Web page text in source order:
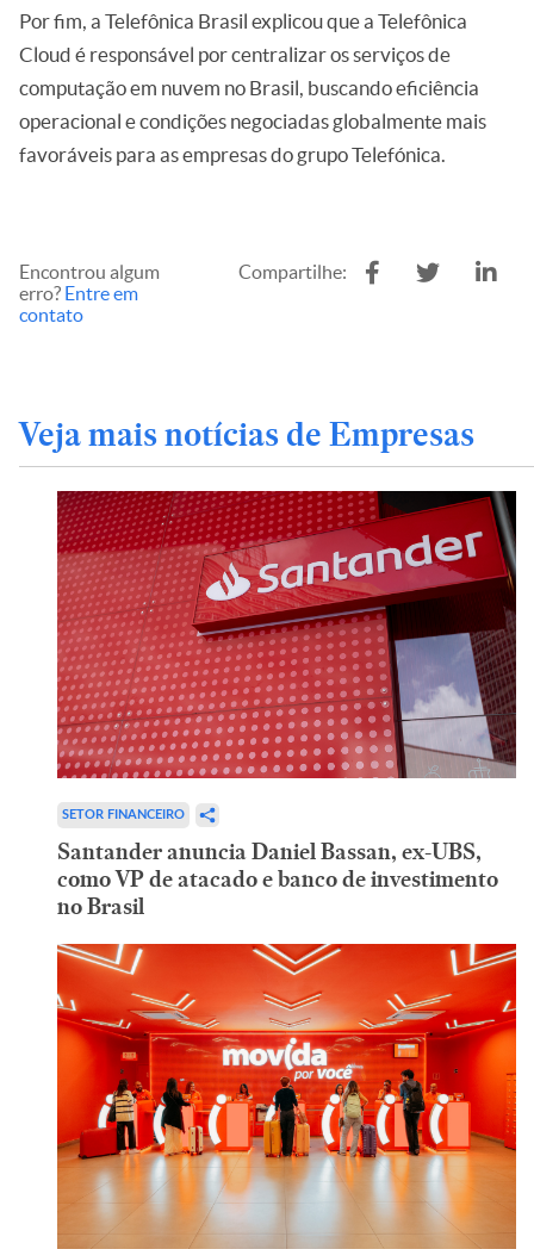
Por fim, a Telefônica Brasil explicou que a Telefônica
Cloud é responsável por centralizar os serviços de
computação em nuvem no Brasil, buscando eficiência
operacional e condições negociadas globalmente mais
favoráveis para as empresas do grupo Telefónica.
Encontrou algum
erro? Entre em
contato
Compartilhe:
Veja mais notícias de Empresas
SETOR FINANCEIRO
Santander anuncia Daniel Bassan, ex-UBS,
como VP de atacado e banco de investimento
no Brasil